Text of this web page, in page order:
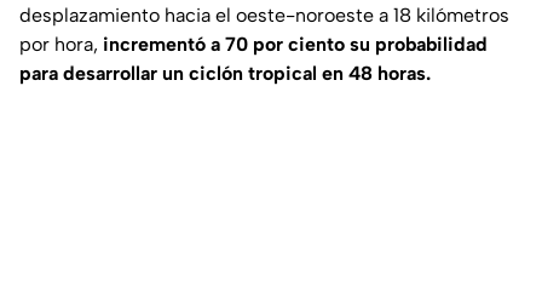
desplazamiento hacia el oeste-noroeste a 18 kilómetros
por hora, incrementó a 70 por ciento su probabilidad
para desarrollar un ciclón tropical en 48 horas.